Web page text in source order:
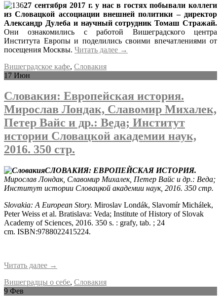
27 сентября 2017 г. у нас в гостях побывали коллеги
из Словацкой ассоциации внешней политики – директор
Александр Дулеба и научный сотрудник Томаш Стражай.
Они ознакомились с работой Вишеградского центра
Института Европы и поделились своими впечатлениями от
посещения Москвы. Читать далее →
Вишеградское кафе, Словакия
17 Июн
Словакия: Европейская история.
Мирослав Лондак, Славомир Михалек,
Петер Вайс и др.: Веда; Институт
истории Словацкой академии наук,
2016. 350 стр.
СЛОВАКИЯ: ЕВРОПЕЙСКАЯ ИСТОРИЯ.
Мирослав Лондак, Славомир Михалек, Петер Вайс и др.: Веда;
Институт истории Словацкой академии наук, 2016. 350 стр.
Slovakia: A European Story. Miroslav Londák, Slavomír Michálek,
Peter Weiss et al. Bratislava: Veda; Institute of History of Slovak
Academy of Sciences, 2016. 350 s. : grafy, tab. ; 24
cm. ISBN:9788022415224.
Читать далее →
Вишеградцы о себе, Словакия
9 Фев